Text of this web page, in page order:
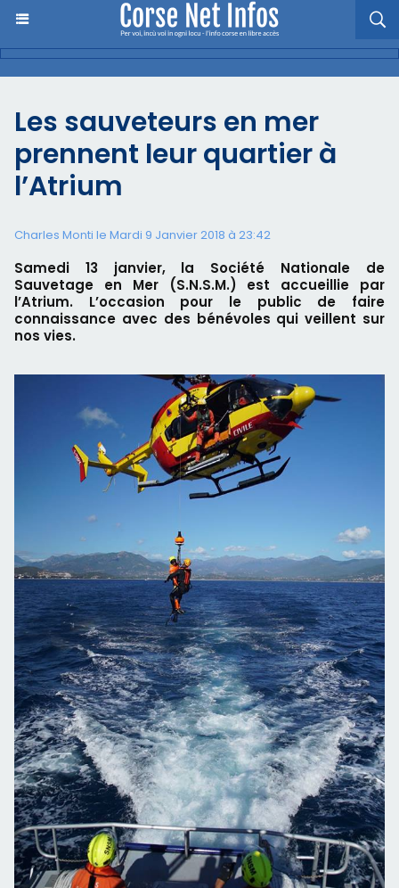
Les sauveteurs en mer
prennent leur quartier à
l’Atrium
Charles Monti le Mardi 9 Janvier 2018 à 23:42
Samedi 13 janvier, la Société Nationale de
Sauvetage en Mer (S.N.S.M.) est accueillie par
l’Atrium. L’occasion pour le public de faire
connaissance avec des bénévoles qui veillent sur
nos vies.